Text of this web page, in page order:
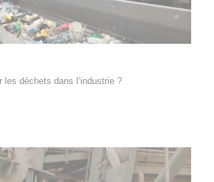
les déchets dans l’industrie ?